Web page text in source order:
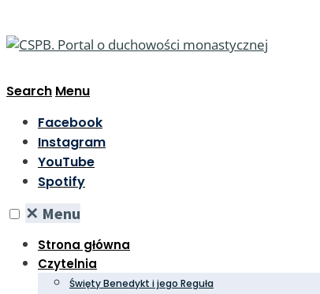
Search Menu
Facebook
Instagram
YouTube
Spotify
✕ Menu
Strona główna
Czytelnia
Święty Benedykt i jego Reguła